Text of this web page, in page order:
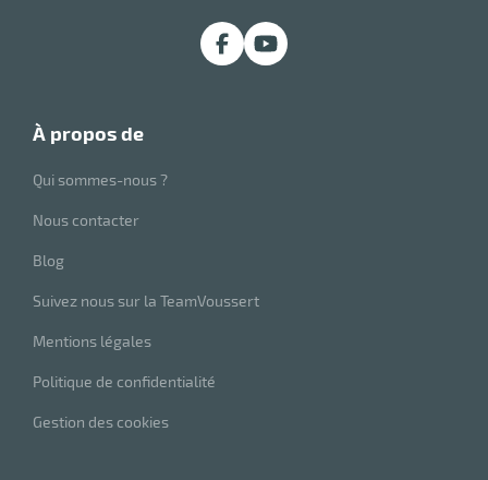
à propos de
Qui sommes-nous ?
Nous contacter
Blog
Suivez nous sur la TeamVoussert
Mentions légales
Politique de confidentialité
Gestion des cookies